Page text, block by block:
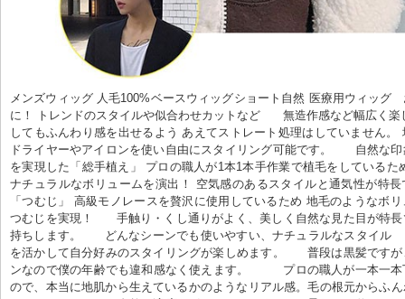
メンズウィッグ 人毛100%ベースウィッグショート自然 医療用ウィッグ
に！ トレンドのスタイルや似合わせカットなど      無造作感など幅広く楽
してもふんわり感を出せるよう あえてストレート処理はしていません。
ドライヤーやアイロンを使い自由にスタイリング可能です。      自然な
を実現した「総手植え」 プロの職人が1本1本手作業で植毛をしているた
ナチュラルなボリュームを演出！ 空気感のあるスタイルと通気性が特
「つむじ」 高級モノレースを贅沢に使用しているため 地毛のようなボ
つむじを実現！      手触り・くし通りがよく、美しく自然な見た目が特
持ちします。      どんなシーンでも使いやすい、ナチュラルなスタイル
を活かして自分好みのスタイリングが楽しめます。      普段は黒髪です
ンなので僕の年齢でも違和感なく使えます。         プロの職人が一本一
ので、本当に地肌から生えているかのようなリアル感。毛の根元からふ